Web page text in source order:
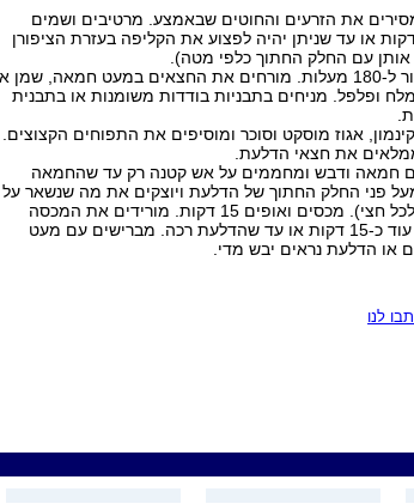
את הזרעים והחוטים שבאמצע. מרטיבים ושמים
לכ-5-6 דקות או עד שניתן יהיה לפצוע את הקליפה בעזרת הציפורן
עם החלק החתוך כלפי מטה).
מחממים את התנור ל-180 מעלות. מורחים את החצאים במעט חמאה, שמן
ופלפל. מניחים בתבניות בודדות משומנות או בתבנית
אגוז מוסקט וסוכר ומוסיפים את התפוחים הקצוצים.
את חצאי הדלעת.
חמאה ודבש ומחממים על אש קטנה רק עד שהחמאה
פני החלק החתוך של הדלעת ויוצקים את מה שנשאר על
המילוי (כ-1/2 כף לכל חצי). מכסים ואופים 15 דקות. מורידים את המכסה
וממשיכים לאפות עוד כ-15 דקות או עד שהדלעת רכה. מברישים עם מעט
או הדלעת נראים יבש מדי.
לנו